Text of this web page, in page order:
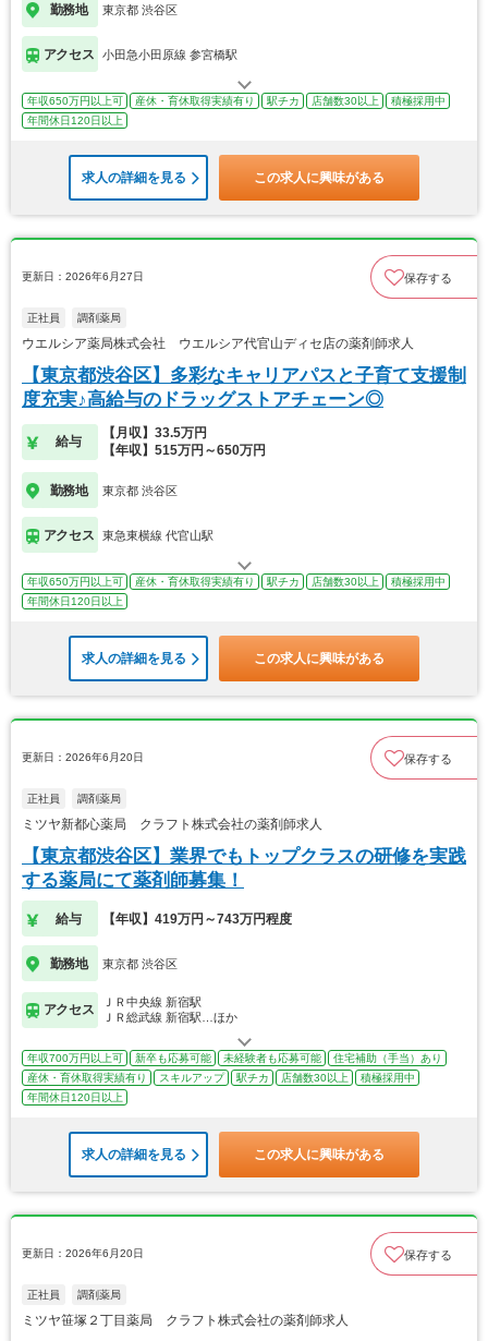
勤務地 東京都 渋谷区
アクセス 小田急小田原線 参宮橋駅
年収650万円以上可 産休・育休取得実績有り 駅チカ 店舗数30以上
積極採用中
年間休日120日以上
求人の詳細を見る この求人に興味がある
更新日：2026年6月27日 保存する
正社員 調剤薬局
ウエルシア薬局株式会社 ウエルシア代官山ディセ店の薬剤師求人
【東京都渋谷区】多彩なキャリアパスと子育て支援制
度充実♪高給与のドラッグストアチェーン◎
給与
【月収】33.5万円
【年収】515万円～650万円
勤務地 東京都 渋谷区
アクセス 東急東横線 代官山駅
年収650万円以上可 産休・育休取得実績有り 駅チカ 店舗数30以上
積極採用中
年間休日120日以上
求人の詳細を見る この求人に興味がある
更新日：2026年6月20日 保存する
正社員 調剤薬局
ミツヤ新都心薬局 クラフト株式会社の薬剤師求人
【東京都渋谷区】業界でもトップクラスの研修を実践
する薬局にて薬剤師募集！
給与 【年収】419万円～743万円程度
勤務地 東京都 渋谷区
アクセス
ＪＲ中央線 新宿駅
ＪＲ総武線 新宿駅…ほか
年収700万円以上可 新卒も応募可能 未経験者も応募可能
住宅補助（手当）あり
産休・育休取得実績有り
スキルアップ 駅チカ 店舗数30以上
積極採用中
年間休日120日以上
求人の詳細を見る この求人に興味がある
更新日：2026年6月20日 保存する
正社員 調剤薬局
ミツヤ笹塚２丁目薬局 クラフト株式会社の薬剤師求人